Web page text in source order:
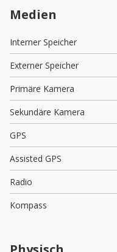
Medien
Interner Speicher
Externer Speicher
Primäre Kamera
Sekundäre Kamera
GPS
Assisted GPS
Radio
Kompass